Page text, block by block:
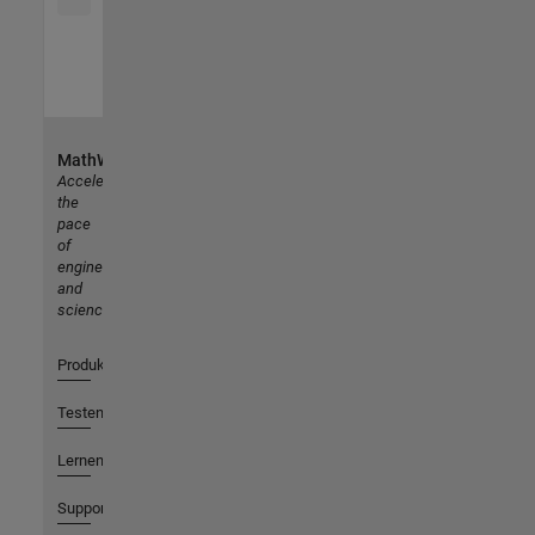
MathWorks
Accelerating
the
pace
of
engineering
and
science
Produkte
Testen oder Kaufen
Lernen
Support